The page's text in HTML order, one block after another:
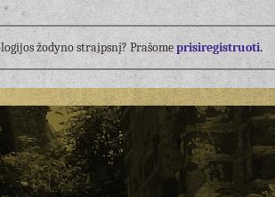
žodyno straipsnį? Prašomeprisiregistruoti.